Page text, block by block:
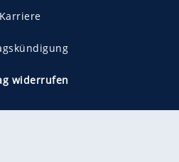
Karriere
widerrufen